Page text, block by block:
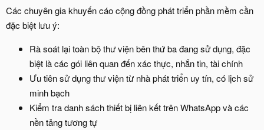
Các chuyên gia khuyến cáo cộng đồng phát triển phần mềm cần
đặc biệt lưu ý:
Rà soát lại toàn bộ thư viện bên thứ ba đang sử dụng, đặc
biệt là các gói liên quan đến xác thực, nhắn tin, tài chính
Ưu tiên sử dụng thư viện từ nhà phát triển uy tín, có lịch sử
minh bạch
Kiểm tra danh sách thiết bị liên kết trên WhatsApp và các
nền tảng tương tự